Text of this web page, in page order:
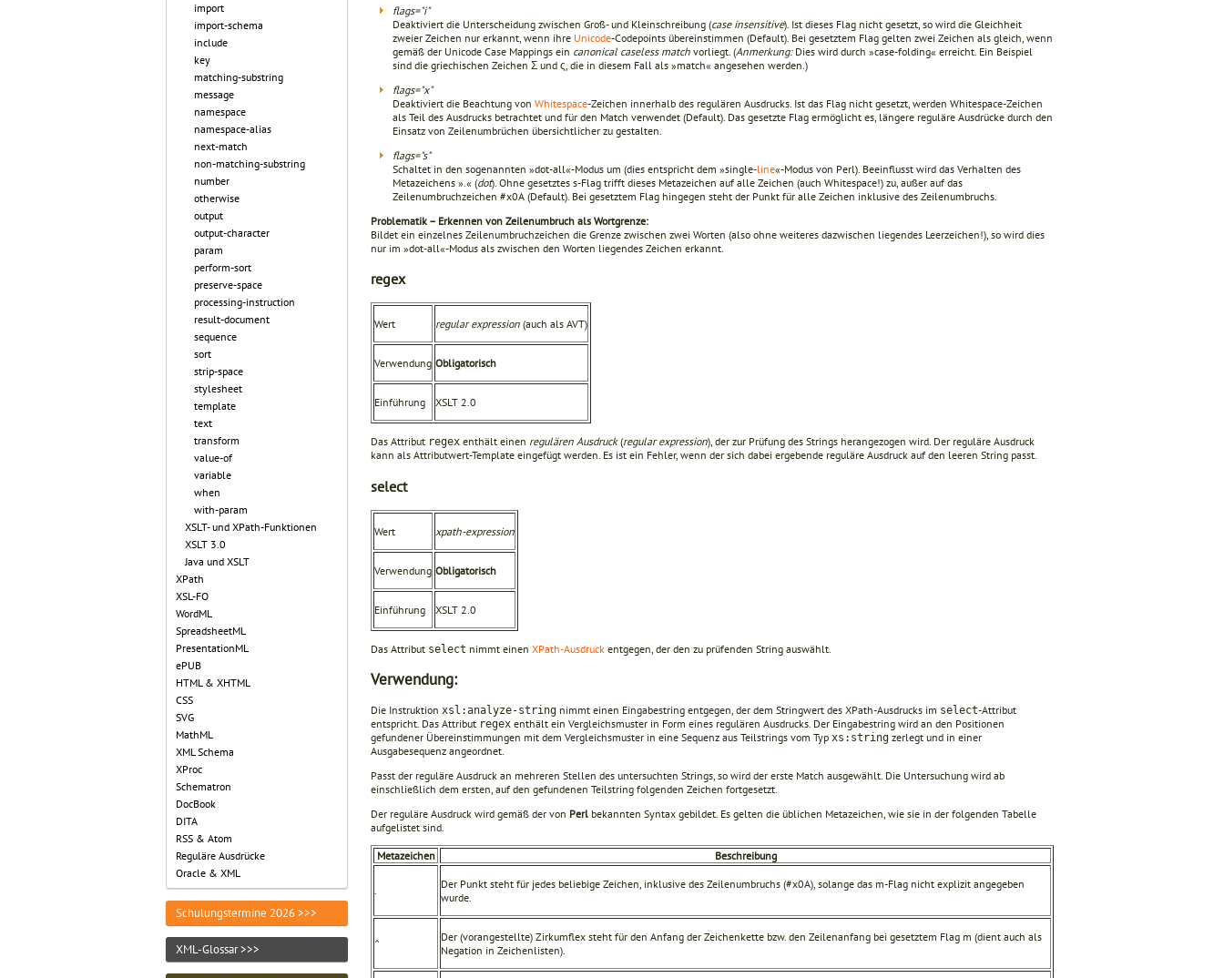
import
import-schema
include
key
matching-substring
message
namespace
namespace-alias
next-match
non-matching-substring
number
otherwise
output
output-character
param
perform-sort
preserve-space
processing-instruction
result-document
sequence
sort
strip-space
stylesheet
template
text
transform
value-of
variable
when
with-param
XSLT- und XPath-Funktionen
XSLT 3.0
Java und XSLT
XPath
XSL-FO
WordML
SpreadsheetML
PresentationML
ePUB
HTML & XHTML
CSS
SVG
MathML
XML Schema
XProc
Schematron
DocBook
DITA
RSS & Atom
Reguläre Ausdrücke
Oracle & XML
Schulungstermine 2026 >>>
XML-Glossar >>>
flags="i"
Deaktiviert die Unterscheidung zwischen Groß- und Klein­schreibung (case insensitive). Ist dieses Flag nicht gesetzt, so wird die Gleich­heit
zweier Zeichen nur erkannt, wenn ihre Unicode-Codepoints überein­stimmen (Default). Bei gesetztem Flag gelten zwei Zeichen als gleich, wenn
gemäß der Unicode Case Mappings ein canonical caseless match vorliegt. (Anmerkung:Dies wird durch »case-folding« erreicht. Ein Beispiel
sind die griechischen Zeichen Σ und ς, die in diesem Fall als »match« angesehen werden.)
flags="x"
Deaktiviert die Beachtung von Whitespace-Zeichen innerhalb des regulären Ausdrucks. Ist das Flag nicht gesetzt, werden Whitespace-Zei­chen
als Teil des Ausdrucks betrachtet und für den Match verwendet (Default). Das gesetzte Flag ermöglicht es, längere reguläre Ausdrücke durch den
Einsatz von Zeilenumbrüchen übersichtlicher zu gestalten.
flags="s"
Schaltet in den sogenannten »dot-all«-Modus um (dies entspricht dem »single-line«-Modus von Perl). Beeinflusst wird das Verhalten des
Metazeichens ».« (dot). Ohne gesetztes s-Flag trifft dieses Metazeichen auf alle Zeichen (auch Whitespace!) zu, außer auf das
Zeilenumbruchzeichen #x0A (Default). Bei gesetztem Flag hingegen steht der Punkt für alle Zeichen inklusive des Zeilenumbruchs.
Problematik – Erkennen von Zeilenumbruch als Wortgrenze:
Bildet ein einzelnes Zeilenumbruchzeichen die Grenze zwischen zwei Worten (also ohne weiteres dazwischen liegendes Leerzeichen!), so wird dies
nur im »dot-all«-Modus als zwischen den Worten liegendes Zei­chen erkannt.
regex
Wert regular expression (auch als AVT)
Verwendung Obligatorisch
Einführung XSLT 2.0
Das Attribut regex enthält einen regulären Ausdruck(regular expression), der zur Prüfung des Strings herangezogen wird. Der reguläre Ausdruck
kann als Attributwert-Template eingefügt werden. Es ist ein Fehler, wenn der sich dabei ergebende reguläre Ausdruck auf den leeren String passt.
select
Wert xpath-expression
Verwendung Obligatorisch
Einführung XSLT 2.0
Das Attribut select nimmt einen XPath-Ausdruck entgegen, der den zu prüfenden String auswählt.
Verwendung:
Die Instruktion xsl:analyze-string nimmt einen Eingabestring entgegen, der dem Stringwert des XPath-Ausdrucks im select-Attribut
entspricht. Das Attribut regex enthält ein Vergleichsmuster in Form eines regulären Ausdrucks. Der Eingabestring wird an den Positionen
gefundener Übereinstimmungen mit dem Vergleichsmuster in eine Sequenz aus Teilstrings vom Typ xs:string zerlegt und in einer
Ausgabesequenz angeordnet.
Passt der reguläre Ausdruck an mehreren Stellen des untersuchten Strings, so wird der erste Match ausgewählt. Die Untersuchung wird ab
einschließlich dem ersten, auf den gefundenen Teilstring folgenden Zeichen fortgesetzt.
Der reguläre Ausdruck wird gemäß der von Perl bekannten Syntax gebildet. Es gelten die üblichen Metazeichen, wie sie in der folgenden Tabelle
aufgelistet sind.
Metazeichen Beschreibung
Der Punkt steht für jedes beliebige Zeichen, inklusive des Zeilenumbruchs (#x0A), solange das m-Flag nicht explizit angegeben
wurde.
^
Der (vorangestellte) Zirkumflex steht für den Anfang der Zeichenkette bzw. den Zeilenanfang bei gesetztem Flag m (dient auch als
Negation in Zeichenlisten).